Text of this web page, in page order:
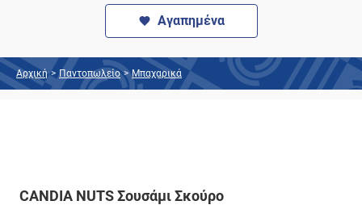
Αγαπημένα
Αρχική > Παντοπωλείο > Μπαχαρικά
CANDIA NUTS Σουσάμι Σκούρο